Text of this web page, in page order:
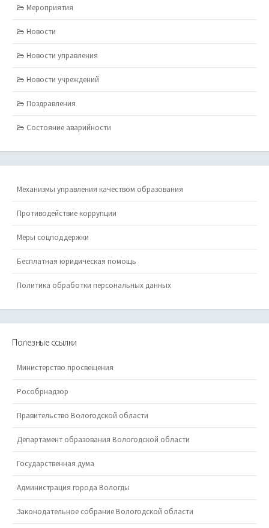
Мероприятия
Новости
Новости управления
Новости учреждений
Поздравления
Состояние аварийности
Механизмы управления качеством образования
Противодействие коррупции
Меры соцподдержки
Бесплатная юридическая помощь
Политика обработки персональных данных
Полезные ссылки
Министерство просвещения
Рособрнадзор
Правительство Вологодской области
Департамент образования Вологодской области
Государственная дума
Администрация города Вологды
Законодательное собрание Вологодской области